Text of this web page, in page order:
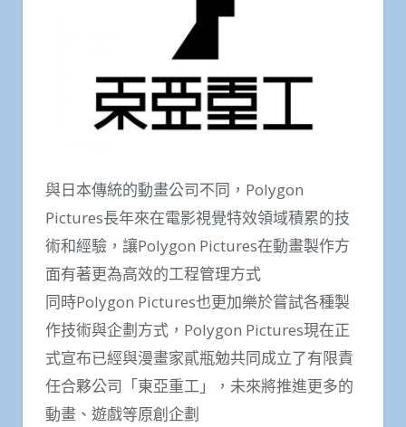
與日本傳統的動畫公司不同，Polygon
Pictures長年來在電影視覺特效領域積累的技
術和經驗，讓Polygon Pictures在動畫製作方
面有著更為高效的工程管理方式
同時Polygon Pictures也更加樂於嘗試各種製
作技術與企劃方式，Polygon Pictures現在正
式宣布已經與漫畫家貳瓶勉共同成立了有限責
任合夥公司「東亞重工」，未來將推進更多的
動畫、遊戲等原創企劃